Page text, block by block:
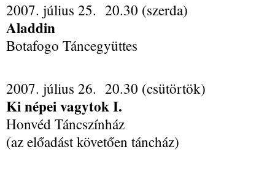
2007. július 25. 20.30 (szerda)
Aladdin
Botafogo Táncegyüttes
2007. július 26. 20.30 (csütörtök)
Ki népei vagytok I.
Honvéd Táncszínház
(az előadást követően táncház)